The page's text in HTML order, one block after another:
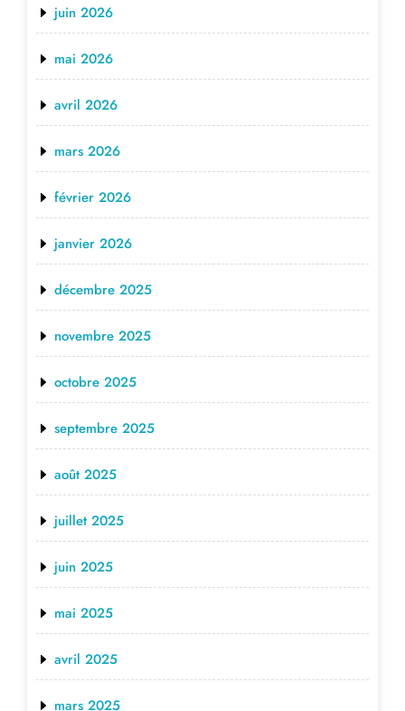
juin 2026
mai 2026
avril 2026
mars 2026
février 2026
janvier 2026
décembre 2025
novembre 2025
octobre 2025
septembre 2025
août 2025
juillet 2025
juin 2025
mai 2025
avril 2025
mars 2025